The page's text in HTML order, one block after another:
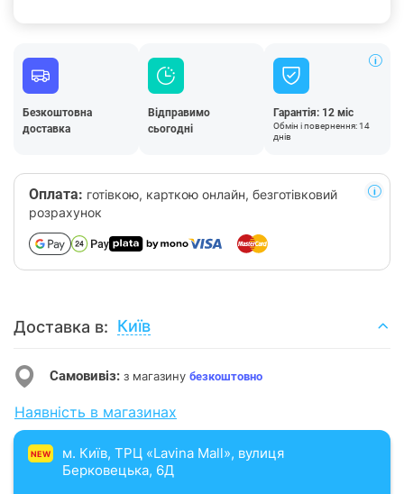
Безкоштовна
доставка
Відправимо
сьогодні
Гарантія: 12 міс
Обмін і повернення: 14
днів
Оплата: готівкою, карткою онлайн, безготівковий
розрахунок
Доставка в: Київ
Самовивіз: з магазину безкоштовно
Наявність в магазинах
NEW
м. Київ, ТРЦ «Lavina Mall», вулиця
Берковецька, 6Д